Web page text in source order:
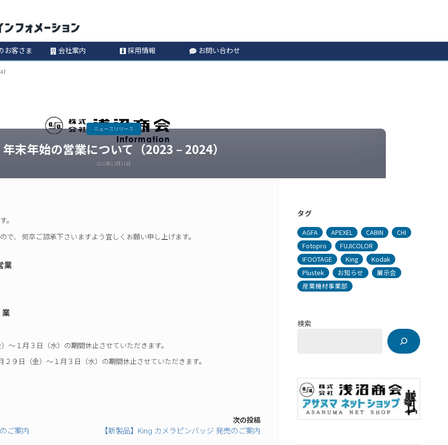
テ
へ
お客さま 会社案内 採用情報 お問い合わせ
年末年始の営業について（2023 – 2024）
2023年12月11日
ニュースリリース
。
、 何卒ご諒承下さいますよう宜しくお願い申し上げます。
～１月３日（水）の期間休止させていただきます。
９日（金）～１月３日（水）の期間休止させていただきます。
ご案内
次の投稿
【新製品】King カメラピンバッジ 発売のご案内
タグ
AGFA APEXEL CABIN
CHI
Fotopro
FUJICOLOR
IFOOTAGE
King
Kodak
Plustek
お知らせ
展示会
産業機材事業部
検索